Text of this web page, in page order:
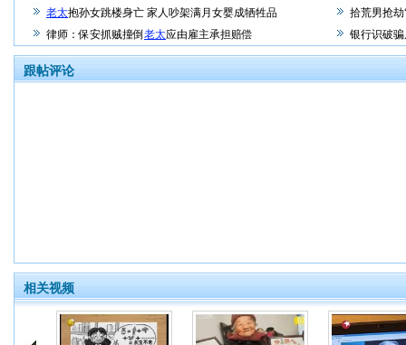
老太抱孙女跳楼身亡 家人吵架满月女婴成牺牲品
拾荒男抢劫
律师：保安抓贼撞倒 老太应由雇主承担赔偿 银行识破
跟帖评论
相关视频